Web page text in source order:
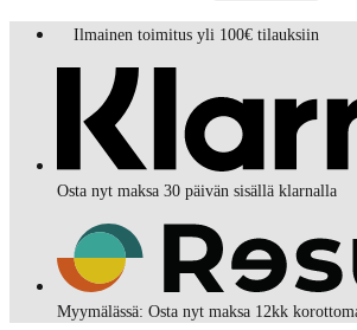
Ilmainen toimitus yli 100€ tilauksiin
Osta nyt maksa 30 päivän sisällä klarnalla
Myymälässä: Osta nyt maksa 12kk